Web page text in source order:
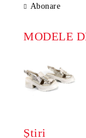
Abonare
MODELE
Ştiri